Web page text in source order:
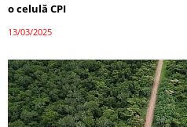
o celulă CPI
13/03/2025